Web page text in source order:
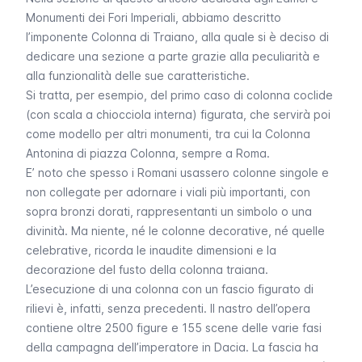
Monumenti dei Fori Imperiali , abbiamo descritto
l’imponente Colonna di Traiano, alla quale si è deciso di
dedicare una sezione a parte grazie alla peculiarità e
alla funzionalità delle sue caratteristiche.
Si tratta, per esempio, del primo caso di colonna coclide
(con scala a chiocciola interna) figurata, che servirà poi
come modello per altri monumenti, tra cui la Colonna
Antonina di piazza Colonna, sempre a Roma.
E’ noto che spesso i Romani usassero colonne singole e
non collegate per adornare i viali più importanti, con
sopra bronzi dorati, rappresentanti un simbolo o una
divinità. Ma niente, né le colonne decorative, né quelle
celebrative, ricorda le inaudite dimensioni e la
decorazione del fusto della colonna traiana.
L’esecuzione di una colonna con un fascio figurato di
rilievi è, infatti, senza precedenti. Il nastro dell’opera
contiene oltre 2500 figure e 155 scene delle varie fasi
della campagna dell’imperatore in Dacia. La fascia ha